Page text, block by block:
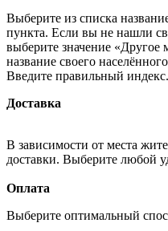
Выберите из списка
пункта. Если вы не нашли
выберите значение
название своего
Введите правильный индекс.
Доставка
В зависимости от места
доставки. Выберите любой
Оплата
Выберите оптимальный